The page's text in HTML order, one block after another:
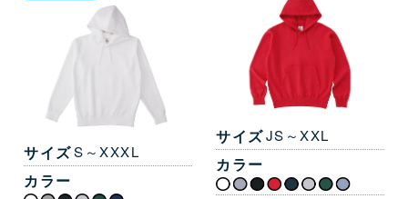
サイズS～XXXL
カラー
サイズJS～XXL
カラー